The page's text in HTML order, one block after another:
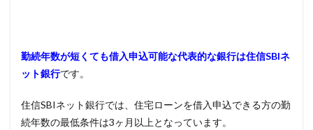
勤続年数が短くても借入申込可能な代表的な銀行は住信SBIネ
ット銀行です。
住信SBIネット銀行では、住宅ローンを借入申込できる方の勤
続年数の最低条件は3ヶ月以上となっています。